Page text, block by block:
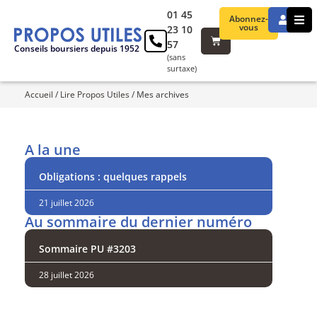
Conseils boursiers depuis 1952
Abonnez-
vous
01 45
23 10
57
(sans
surtaxe)
Accueil / Lire Propos Utiles/ Mes archives
A la une
Obligations : quelques rappels
21 juillet 2026
Au sommaire du dernier numéro
Sommaire PU #3203
28 juillet 2026